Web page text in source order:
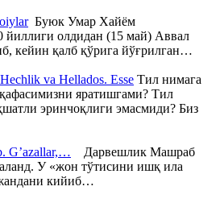
Буюк Умар Хайём
йиллиги олдидан (15 май) Аввал
кейин қалб қўрига йўғрилган…
va Hellados. Esse Тил нимага
яратишгами? Тил
эринчоқлиги эмасмиди? Биз
G’azallar,… Дарвешлик Машраб
У «жон тўтисини ишқ ила
кийиб…